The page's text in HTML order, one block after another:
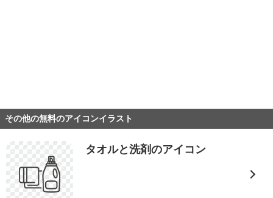
その他の無料のアイコンイラスト
タオルと洗剤のアイコン